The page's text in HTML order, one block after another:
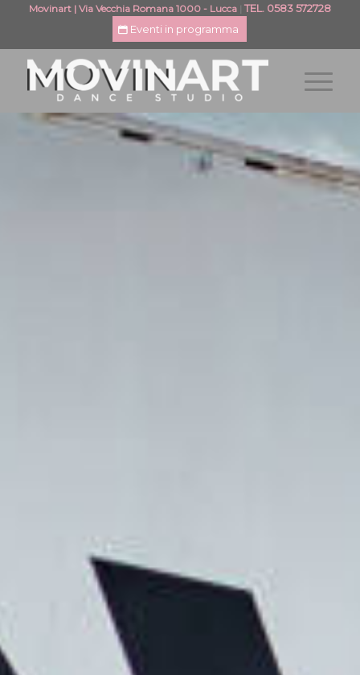
Movinart | Via Vecchia Romana 1000 - Lucca TEL. 0583 572728
Eventi in programma